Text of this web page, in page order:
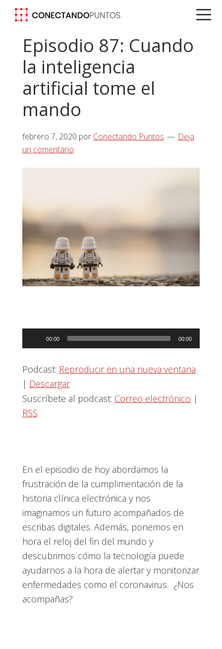
Saltar
navegación
principal
Saltar
principal
Saltar
Episodio 87: Cuando
la inteligencia
artificial tome el
mando
febrero 7, 2020 por Conectando Puntos
Deja
un comentario
Reproductor
de
audio
00:00 00:00
Podcast: Reproducir en una nueva ventana
| Descargar
Suscríbete al podcast: Correo electrónico |
RSS
En el episodio de hoy abordamos la
frustración de la cumplimentación de la
historia clínica electrónica y nos
imaginamos un futuro acompañados de
escribas digitales. Además, ponemos en
hora el reloj del fin del mundo y
descubrimos cómo la tecnología puede
ayudarnos a la hora de alertar y monitorizar
enfermedades como el coronavirus. ¿Nos
acompañas?